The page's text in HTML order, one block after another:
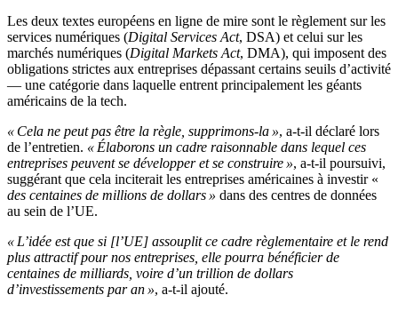
Les deux textes européens en ligne de mire sont le règlement sur les
services numériques (Digital Services Act, DSA) et celui sur les
marchés numériques (Digital Markets Act, DMA), qui imposent des
obligations strictes aux entreprises dépassant certains seuils d’activité
— une catégorie dans laquelle entrent principalement les géants
américains de la tech.
« Cela ne peut pas être la règle, supprimons-la », a-t-il déclaré lors
de l’entretien. « Élaborons un cadre raisonnable dans lequel ces
entreprises peuvent se développer et se construire », a-t-il poursuivi,
suggérant que cela inciterait les entreprises américaines à investir «
des centaines de millions de dollars » dans des centres de données
au sein de l’UE.
« L’idée est que si [l’UE] assouplit ce cadre règlementaire et le rend
plus attractif pour nos entreprises, elle pourra bénéficier de
centaines de milliards, voire d’un trillion de dollars
d’investissements par an », a-t-il ajouté.